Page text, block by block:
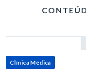
Clínica Médica